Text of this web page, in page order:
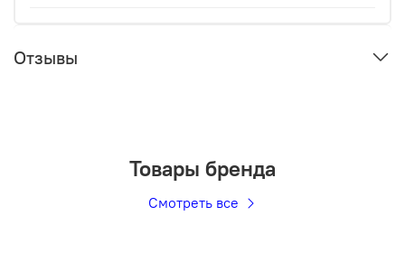
Отзывы
Товары бренда
Смотреть все